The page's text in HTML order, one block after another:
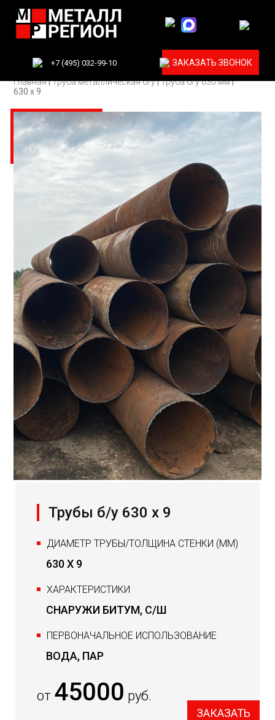
+7 (495) 032-99-10
ЗАКАЗАТЬ ЗВОНОК
Главная|Труба металлическая б/у|Труба б/у 630 мм|
630 х 9
Трубы б/у 630 х 9
ДИАМЕТР ТРУБЫ/ТОЛЩИНА СТЕНКИ (ММ)
630 Х 9
ХАРАКТЕРИСТИКИ
СНАРУЖИ БИТУМ, С/Ш
ПЕРВОНАЧАЛЬНОЕ ИСПОЛЬЗОВАНИЕ
ВОДА, ПАР
от 45000 руб.
ЗАКАЗАТЬ